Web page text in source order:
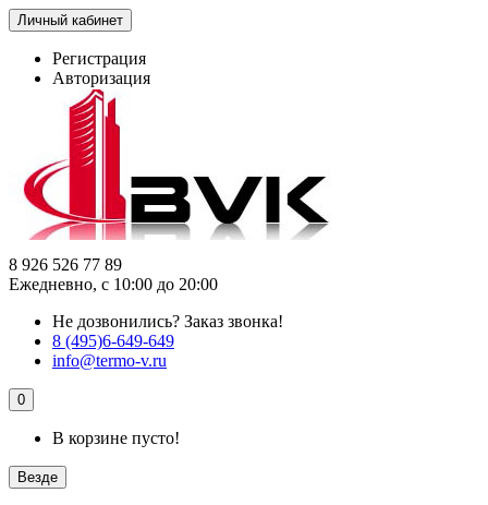
Личный кабинет
Регистрация
Авторизация
8 926 526 77 89
Ежедневно, с 10:00 до 20:00
Не дозвонились? Заказ звонка!
8 (495)6-649-649
info@termo-v.ru
0
В корзине пусто!
Везде